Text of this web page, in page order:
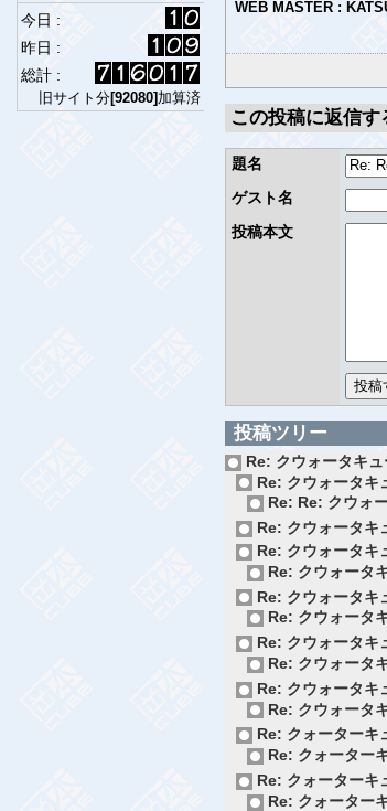
今日 :
昨日 :
総計 :
旧サイト分[92080] 加算済
WEB MASTER :
この投稿に返信す
題名
ゲスト名
投稿本文
投稿ツリー
Re: クウォータキ
Re: クウォータ
Re: Re: クウォ
Re: クウォータ
Re: クウォータ
Re: クウォー
Re: クウォータ
Re: クウォー
Re: クウォータ
Re: クウォー
Re: クウォータ
Re: クウォー
Re: クォーター
Re: クォータ
Re: クォーター
Re: クォータ